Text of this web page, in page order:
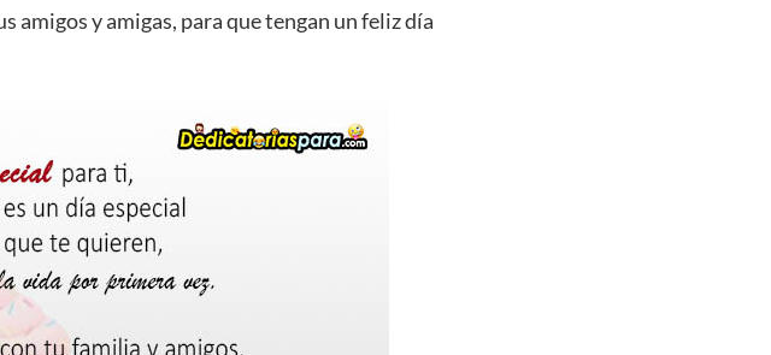
amigos y amigas, para que tengan un feliz día